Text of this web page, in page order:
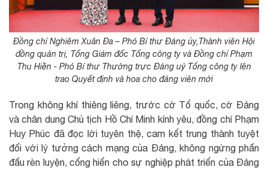
Đồng chí Nghiêm Xuân Đa – Phó Bí thư Đảng ủy,Thành viên Hội
đồng quản trị, Tổng Giám đốc Tổng công ty và Đồng chí Phạm
Thu Hiền - Phó Bí thư Thường trực Đảng uỷ Tổng công ty lên
trao Quyết định và hoa cho đảng viên mới
Trong không khí thiêng liêng, trước cờ Tổ quốc, cờ Đảng
và chân dung Chủ tịch Hồ Chí Minh kính yêu, đồng chí Phạm
Huy Phúc đã đọc lời tuyên thệ, cam kết trung thành tuyệt
đối với lý tưởng cách mạng của Đảng, không ngừng phấn
đấu rèn luyện, cống hiến cho sự nghiệp phát triển của Đảng